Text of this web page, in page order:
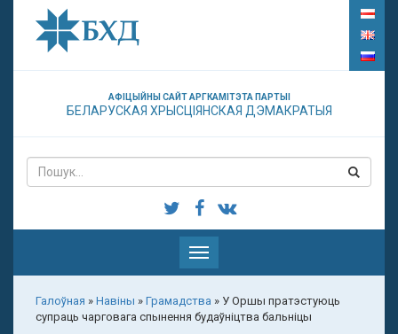
АФІЦЫЙНЫ САЙТ АРГКАМІТЭТА ПАРТЫІ
БЕЛАРУСКАЯ ХРЫСЦІЯНСКАЯ ДЭМАКРАТЫЯ
Паказаць
меню
Галоўная » Навіны » Грамадства » У Оршы пратэстуюць
супраць чарговага спынення будаўніцтва бальніцы